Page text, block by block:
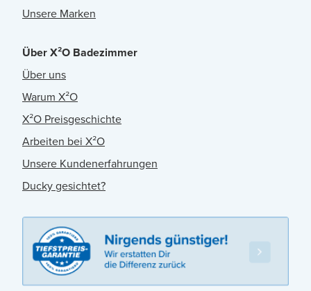
Unsere Marken
Über X²O Badezimmer
Über uns
Warum X²O
X²O Preisgeschichte
Arbeiten bei X²O
Unsere Kundenerfahrungen
Ducky gesichtet?